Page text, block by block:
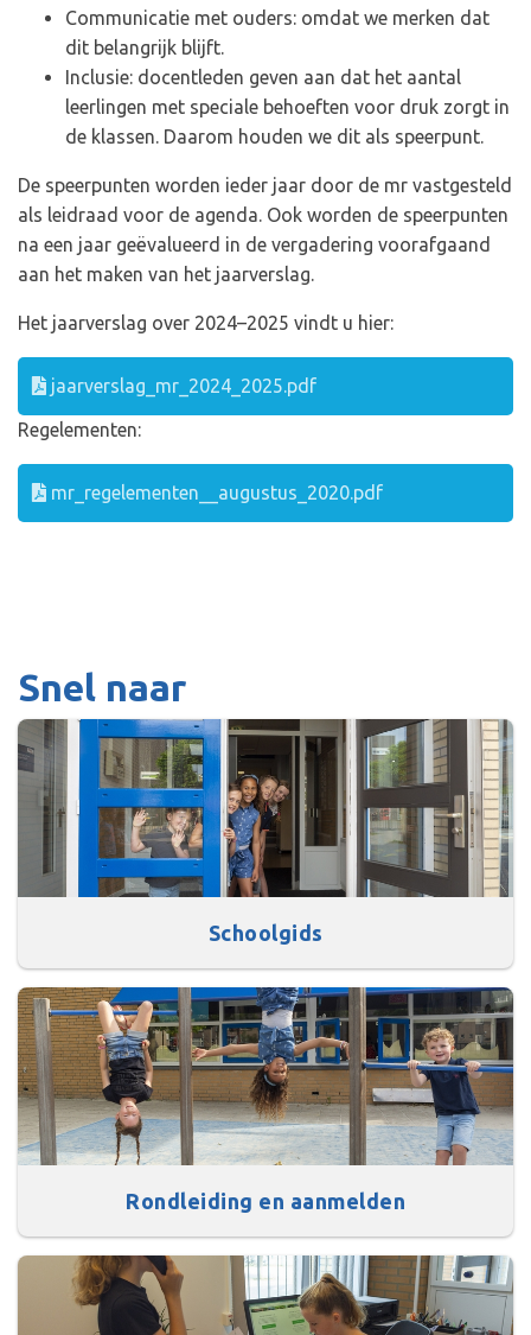
Communicatie met ouders: omdat we merken dat
dit belangrijk blijft.
Inclusie: docentleden geven aan dat het aantal
leerlingen met speciale behoeften voor druk zorgt in
de klassen. Daarom houden we dit als speerpunt.
De speerpunten worden ieder jaar door de mr vastgesteld
als leidraad voor de agenda. Ook worden de speerpunten
na een jaar geëvalueerd in de vergadering voorafgaand
aan het maken van het jaarverslag.
Het jaarverslag over 2024–2025 vindt u hier:
jaarverslag_mr_2024_2025.pdf
Regelementen:
mr_regelementen__augustus_2020.pdf
Snel naar
Schoolgids
Rondleiding en aanmelden